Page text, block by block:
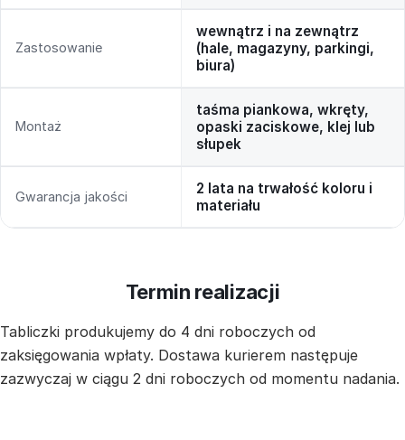
Zastosowanie
wewnątrz i na zewnątrz
(hale, magazyny, parkingi,
biura)
Montaż
taśma piankowa, wkręty,
opaski zaciskowe, klej lub
słupek
Gwarancja jakości
2 lata na trwałość koloru i
materiału
Termin realizacji
Tabliczki produkujemy do 4 dni roboczych od
zaksięgowania wpłaty. Dostawa kurierem następuje
zazwyczaj w ciągu 2 dni roboczych od momentu nadania.